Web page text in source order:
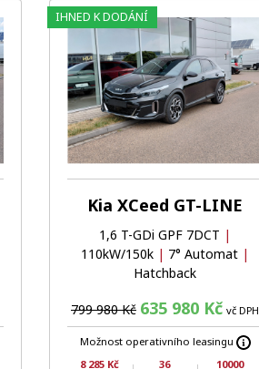
Oblíbené
Porovnat
Kia XCeed GT-LINE
1,6 T-GDi GPF 7DCT |
110kW/150k | 7° Automat |
Hatchback
799 980 Kč 635 980 Kč vč DPH
Možnost operativního leasingu
8 285 Kč
36
10000
IHNED K DODÁNÍ